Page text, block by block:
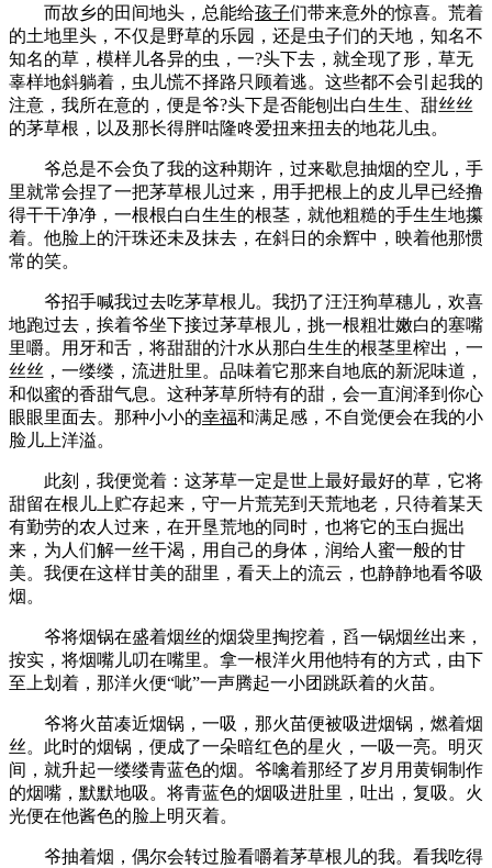
而故乡的田间地头，总能给孩子们带来意外的惊喜。荒着
的土地里头，不仅是野草的乐园，还是虫子们的天地，知名不
知名的草，模样儿各异的虫，一?头下去，就全现了形，草无
辜样地斜躺着，虫儿慌不择路只顾着逃。这些都不会引起我的
注意，我所在意的，便是爷?头下是否能刨出白生生、甜丝丝
的茅草根，以及那长得胖咕隆咚爱扭来扭去的地花儿虫。
爷总是不会负了我的这种期许，过来歇息抽烟的空儿，手
里就常会捏了一把茅草根儿过来，用手把根上的皮儿早已经撸
得干干净净，一根根白白生生的根茎，就他粗糙的手生生地攥
着。他脸上的汗珠还未及抹去，在斜日的余辉中，映着他那惯
常的笑。
爷招手喊我过去吃茅草根儿。我扔了汪汪狗草穗儿，欢喜
地跑过去，挨着爷坐下接过茅草根儿，挑一根粗壮嫩白的塞嘴
里嚼。用牙和舌，将甜甜的汁水从那白生生的根茎里榨出，一
丝丝，一缕缕，流进肚里。品味着它那来自地底的新泥味道，
和似蜜的香甜气息。这种茅草所特有的甜，会一直润泽到你心
眼眼里面去。那种小小的幸福和满足感，不自觉便会在我的小
脸儿上洋溢。
此刻，我便觉着：这茅草一定是世上最好最好的草，它将
甜留在根儿上贮存起来，守一片荒芜到天荒地老，只待着某天
有勤劳的农人过来，在开垦荒地的同时，也将它的玉白掘出
来，为人们解一丝干渴，用自己的身体，润给人蜜一般的甘
美。我便在这样甘美的甜里，看天上的流云，也静静地看爷吸
烟。
爷将烟锅在盛着烟丝的烟袋里掏挖着，舀一锅烟丝出来，
按实，将烟嘴儿叨在嘴里。拿一根洋火用他特有的方式，由下
至上划着，那洋火便“呲”一声腾起一小团跳跃着的火苗。
爷将火苗凑近烟锅，一吸，那火苗便被吸进烟锅，燃着烟
丝。此时的烟锅，便成了一朵暗红色的星火，一吸一亮。明灭
间，就升起一缕缕青蓝色的烟。爷噙着那经了岁月用黄铜制作
的烟嘴，默默地吸。将青蓝色的烟吸进肚里，吐出，复吸。火
光便在他酱色的脸上明灭着。
爷抽着烟，偶尔会转过脸看嚼着茅草根儿的我。看我吃得